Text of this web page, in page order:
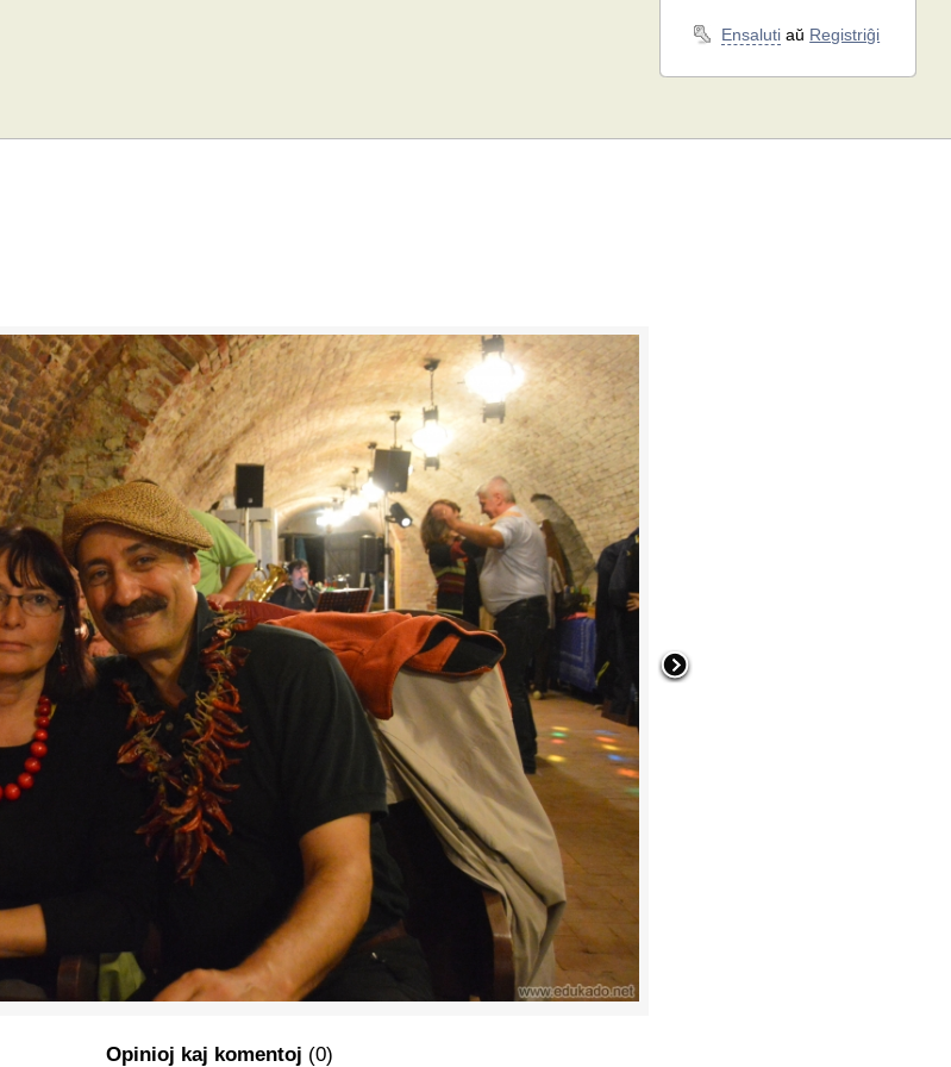
Ensaluti aŭ Registriĝi
Opinioj kaj komentoj (0)